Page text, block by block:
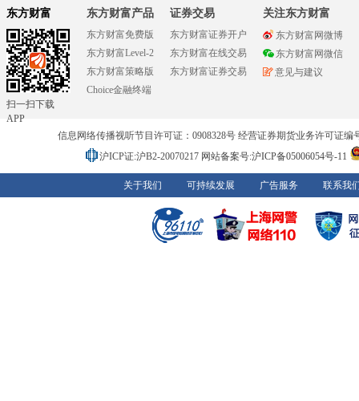
东方财富
扫一扫下载
APP
东方财富产品
东方财富免费版
东方财富Level-2
东方财富策略版
Choice金融终端
证券交易
东方财富证券开户
东方财富在线交易
东方财富证券交易
关注东方财富
东方财富网微博
东方财富网微信
意见与建议
信息网络传播视听节目许可证：0908328号 经营证券期货业务许可证编
沪ICP证:沪B2-20070217 网站备案号:沪ICP备05006054号-11
关于我们 可持续发展 广告服务 联系我